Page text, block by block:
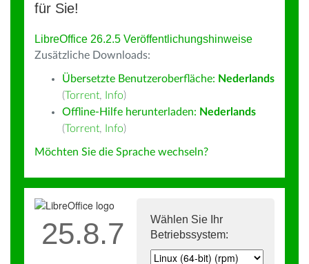
für Sie!
LibreOffice 26.2.5 Veröffentlichungshinweise
Zusätzliche Downloads:
Übersetzte Benutzeroberfläche: Nederlands
(Torrent, Info)
Offline-Hilfe herunterladen: Nederlands
(Torrent, Info)
Möchten Sie die Sprache wechseln?
Wählen Sie Ihr
Betriebssystem:
25.8.7